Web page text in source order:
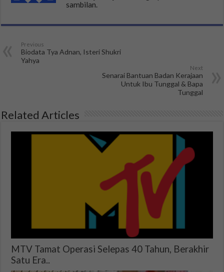
sambilan.
Previous
Biodata Tya Adnan, Isteri Shukri
Yahya
Next
Senarai Bantuan Badan Kerajaan
Untuk Ibu Tunggal & Bapa
Tunggal
Related Articles
MTV Tamat Operasi Selepas 40 Tahun, Berakhir
Satu Era..